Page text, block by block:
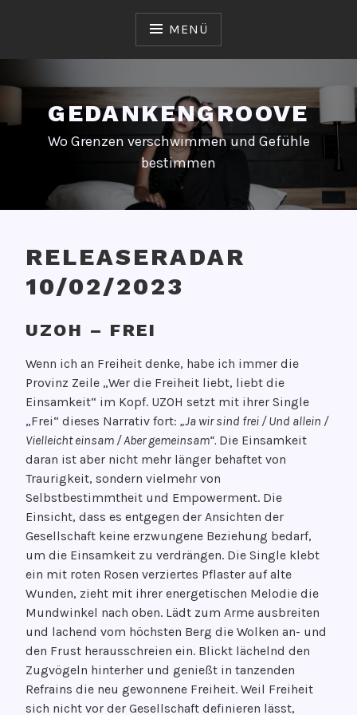
MENÜ
GEDANKENGROOVE
Wo Grenzen verschwimmen und Gefühle
bestimmen
RELEASERADAR
10/02/2023
e
ö
f
f
e
n
t
l
i
c
h
t
a
m
2
1
.
F
e
O
G
e
d
a
n
k
e
n
g
r
o
o
v
e
UZOH – FREI
Wenn ich an Freiheit denke, habe ich immer die
Provinz Zeile „Wer die Freiheit liebt, liebt die
Einsamkeit“ im Kopf. UZOH setzt mit ihrer Single
„Frei“ dieses Narrativ fort: „Ja wir sind frei / Und allein /
Vielleicht einsam / Aber gemeinsam“. Die Einsamkeit
daran ist aber nicht mehr länger behaftet von
Traurigkeit, sondern vielmehr von
Selbstbestimmtheit und Empowerment. Die
Einsicht, dass es entgegen der Ansichten der
Gesellschaft keine erzwungene Beziehung bedarf,
um die Einsamkeit zu verdrängen. Die Single klebt
ein mit roten Rosen verziertes Pflaster auf alte
Wunden, zieht mit ihrer energetischen Melodie die
Mundwinkel nach oben. Lädt zum Arme ausbreiten
und lachend vom höchsten Berg die Wolken an- und
den Frust herausschreien ein. Blickt lächelnd den
Zugvögeln hinterher und genießt in tanzenden
Refrains die neu gewonnene Freiheit. Weil Freiheit
sich nicht vor der Gesellschaft definieren lässt,